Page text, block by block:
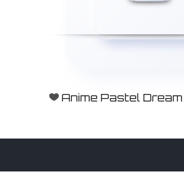
Anime Pastel Dream